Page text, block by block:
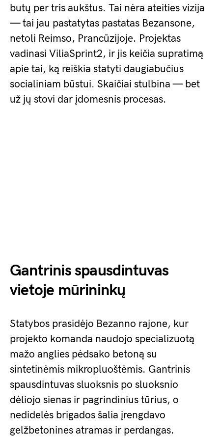
butų per tris aukštus. Tai nėra ateities vizija
— tai jau pastatytas pastatas Bezansone,
netoli Reimso, Prancūzijoje. Projektas
vadinasi ViliaSprint2, ir jis keičia supratimą
apie tai, ką reiškia statyti daugiabučius
socialiniam būstui. Skaičiai stulbina — bet
už jų stovi dar įdomesnis procesas.
Gantrinis spausdintuvas
vietoje mūrininkų
Statybos prasidėjo Bezanno rajone, kur
projekto komanda naudojo specializuotą
mažo anglies pėdsako betoną su
sintetinėmis mikropluoštėmis. Gantrinis
spausdintuvas sluoksnis po sluoksnio
dėliojo sienas ir pagrindinius tūrius, o
nedidelės brigados šalia įrengdavo
gelžbetonines atramas ir perdangas.